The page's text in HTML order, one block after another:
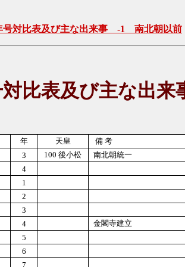
号対比表及び主な出来事 -1 南北朝以前
対比表及び主な出
年 天皇
備 考
3 100 後小松
南北朝統一
4
1
2
3
4
金閣寺建立
5
6
7